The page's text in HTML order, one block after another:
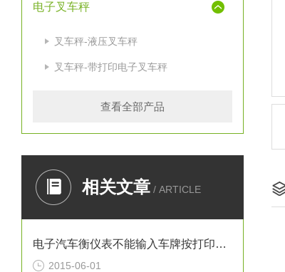
电子叉车秤
叉车秤-液压叉车秤
叉车秤-带打印电子叉车秤
查看全部产品
相关文章 / ARTICLE
电子汽车衡仪表不能输入车牌按打印直接就打印出来,要怎么设置
2015-06-01